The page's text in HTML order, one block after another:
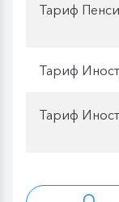
Тариф
Тариф
Тариф